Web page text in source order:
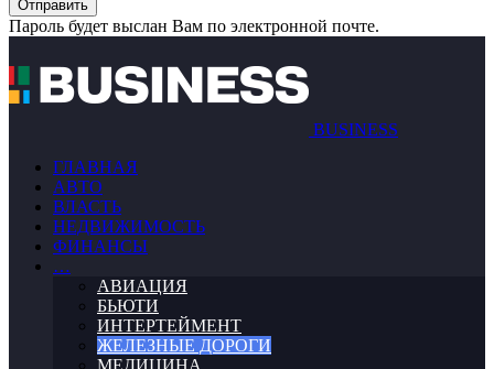
Пароль будет выслан Вам по электронной почте.
BUSINESS
ГЛАВНАЯ
АВТО
ВЛАСТЬ
НЕДВИЖИМОСТЬ
ФИНАНСЫ
…
АВИАЦИЯ
БЬЮТИ
ИНТЕРТЕЙМЕНТ
ЖЕЛЕЗНЫЕ ДОРОГИ
МЕДИЦИНА